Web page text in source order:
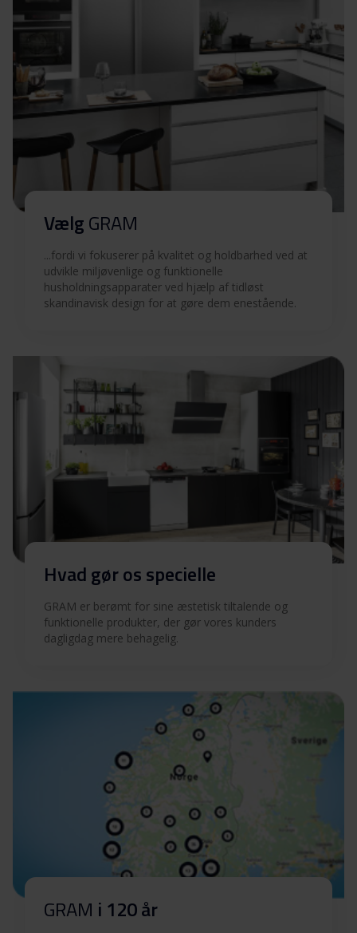
Sikkerhedsoplysninger og
Download
Sikkerhedsoplysninger og
advarsler (EN)
Download
Betjeningsvejledninger
Betjeningsvejledninger
(FI,SV)
Betjeningsvejledninger
(EN)
Indbygningstegning Download
Produktbillede IO 20642-92 X
Produktbillede IO 20642-
92 X
Download
Hent alt (12)
VælgGRAM
...fordi vi fokuserer på kvalitet og holdbarhed ved at
udvikle miljøvenlige og funktionelle
husholdningsapparater ved hjælp af tidløst
skandinavisk design for at gøre dem enestående.
Hvad gør os specielle
GRAM er berømt for sine æstetisk tiltalende og
funktionelle produkter, der gør vores kunders
dagligdag mere behagelig.
GRAM i 120 år